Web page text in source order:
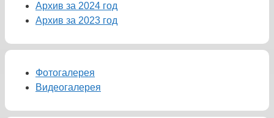
Архив за 2024 год
Архив за 2023 год
Фотогалерея
Видеогалерея